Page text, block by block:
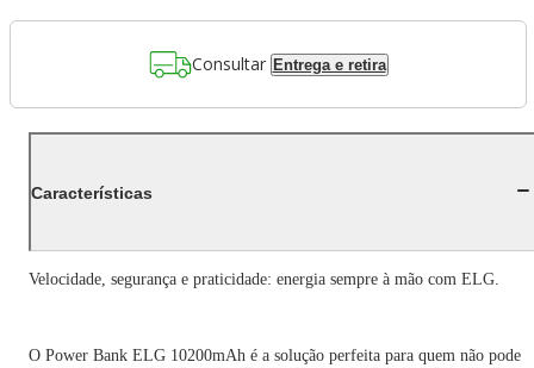
Consultar Entrega e retira
Características
Velocidade, segurança e praticidade: energia sempre à mão com ELG.
O Power Bank ELG 10200mAh é a solução perfeita para quem não pode